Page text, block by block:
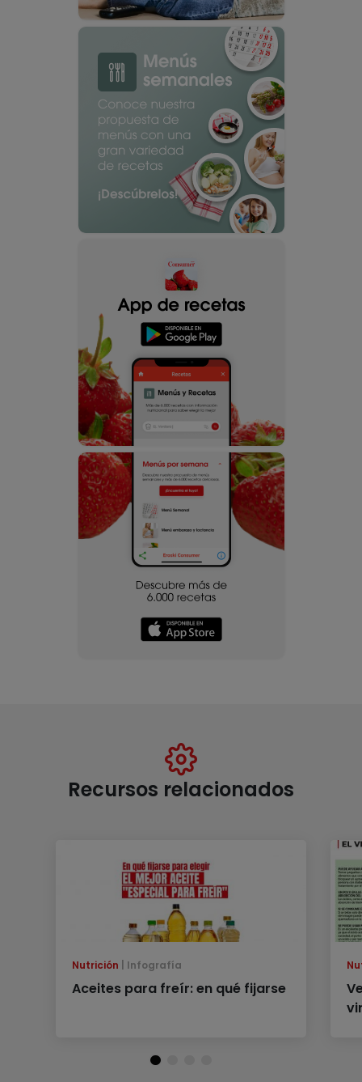
Recursos relacionados
Nutrición Infografía
Aceites para freír: en qué fijarse